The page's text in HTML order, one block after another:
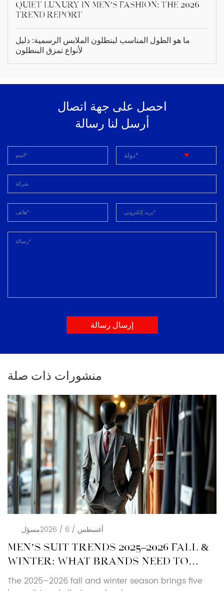
Quiet Luxury in Men’s Fashion: The 2026
Trend Report
ما هو الطول المناسب لبنطلون الملابس الرسمية: دليل
احصل على جهة اتصال
أرسل لنا رسالة
إرسال رسالة
منشورات ذات صلة
أغسطس / 6 / 2026 مسؤل
MEN’S SUIT TRENDS 2025–2026 FALL &
WINTER: WHAT BRANDS NEED TO
KNOW
The 2025–2026 fall and winter season brings five